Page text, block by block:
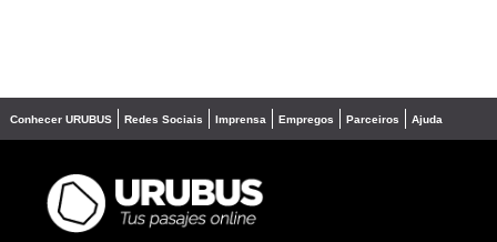
Conhecer URUBUS Redes Sociais Imprensa Empregos Parceiros Ajuda